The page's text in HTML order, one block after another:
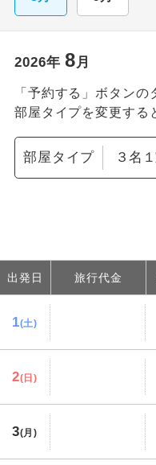
2026年 8月
「予約する」ボタンの
部屋タイプを変更する
部屋タイプ
出発日 旅行代金
1(土)
2(日)
3(月)